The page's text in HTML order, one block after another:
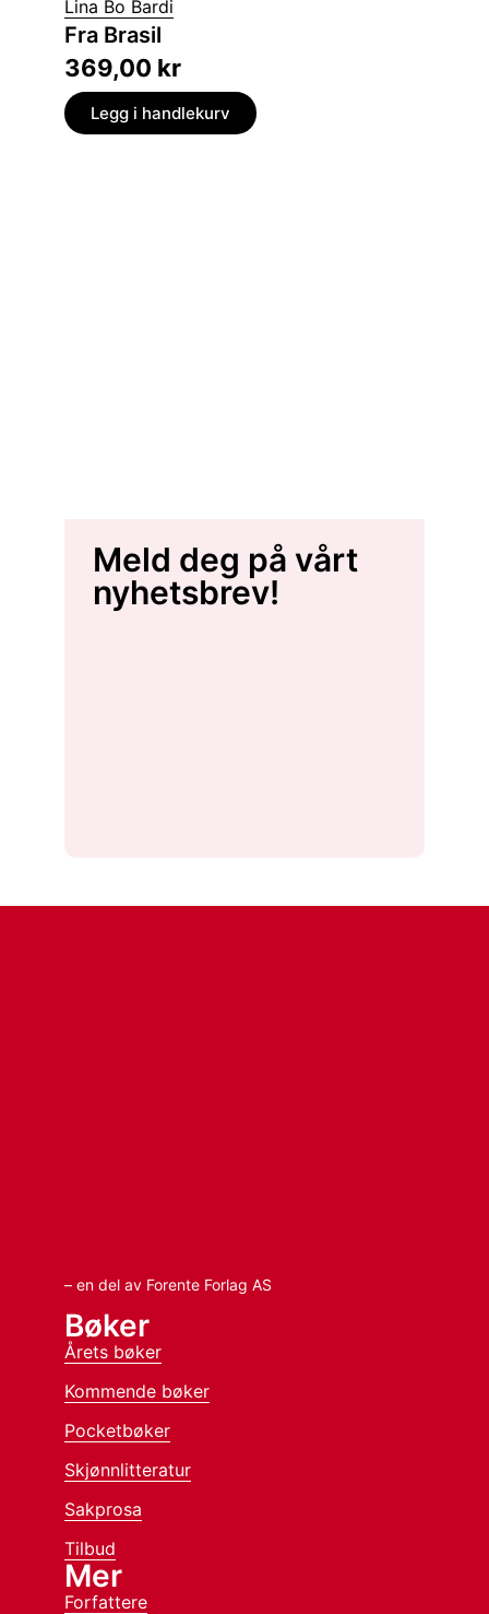
Lina Bo Bardi
Fra Brasil
369,00 kr
Legg i handlekurv
Meld deg på vårt
nyhetsbrev!
– en del av Forente Forlag AS
Bøker
Årets bøker
Kommende bøker
Pocketbøker
Skjønnlitteratur
Sakprosa
Tilbud
Mer
Forfattere